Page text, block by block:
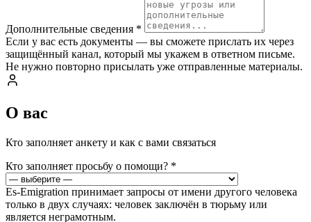
Дополнительные сведения *
Если у вас есть документы — вы сможете прислать их через
защищённый канал, который мы укажем в ответном письме.
Не нужно повторно присылать уже отправленные материалы.
О вас
Кто заполняет анкету и как с вами связаться
Кто заполняет просьбу о помощи? *
Es-Emigration принимает запросы от имени другого человека
только в двух случаях: человек заключён в тюрьму или
является неграмотным.